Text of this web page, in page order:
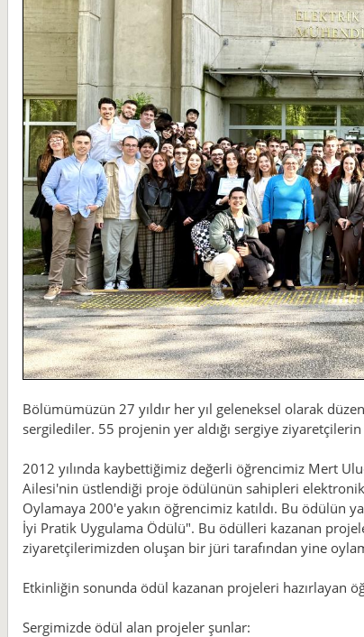
Bölümümüzün 27 yıldır her yıl geleneksel olarak
sergilediler. 55 projenin yer aldığı sergiye ziyaretçilerin
2012 yılında kaybettiğimiz değerli öğrencimiz Mert
Ailesi'nin üstlendiği proje ödülünün sahipleri
Oylamaya 200'e yakın öğrencimiz katıldı. Bu ödülün
İyi Pratik Uygulama Ödülü". Bu ödülleri kazanan
ziyaretçilerimizden oluşan bir jüri tarafından yine
Etkinliğin sonunda ödül kazanan projeleri hazırlayan
Sergimizde ödül alan projeler şunlar: